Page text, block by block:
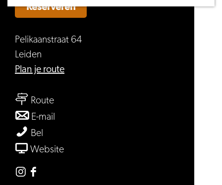
Pelikaanstraat 64
Leiden
Plan je routenaar
Routenaar
The
Pelican
E-mail
Fat
Bel
Fat
Websitevan
Instagram
Facebook
Reserveren